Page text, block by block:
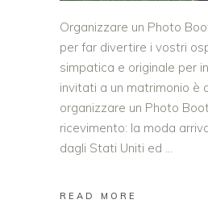
Organizzare un Photo
per far divertire i vostri
simpatica e originale per
invitati a un matrimonio è
organizzare un Photo
ricevimento: la moda
dagli Stati Uniti ed
READ MORE